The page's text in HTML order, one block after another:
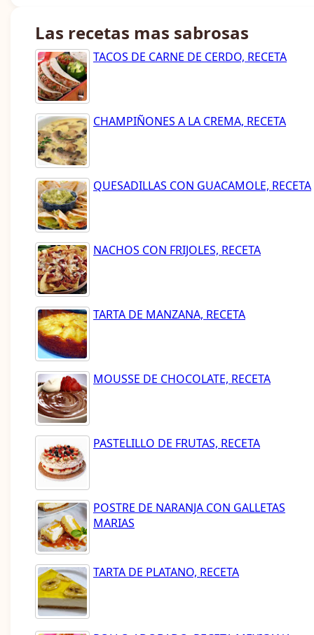
Las recetas mas sabrosas
TACOS DE CARNE DE CERDO, RECETA
CHAMPIÑONES A LA CREMA, RECETA
QUESADILLAS CON GUACAMOLE, RECETA
NACHOS CON FRIJOLES, RECETA
TARTA DE MANZANA, RECETA
MOUSSE DE CHOCOLATE, RECETA
PASTELILLO DE FRUTAS, RECETA
POSTRE DE NARANJA CON GALLETAS
MARIAS
TARTA DE PLATANO, RECETA